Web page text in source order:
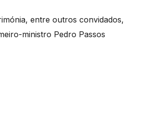
entre outros convidados,
ministro Pedro Passos